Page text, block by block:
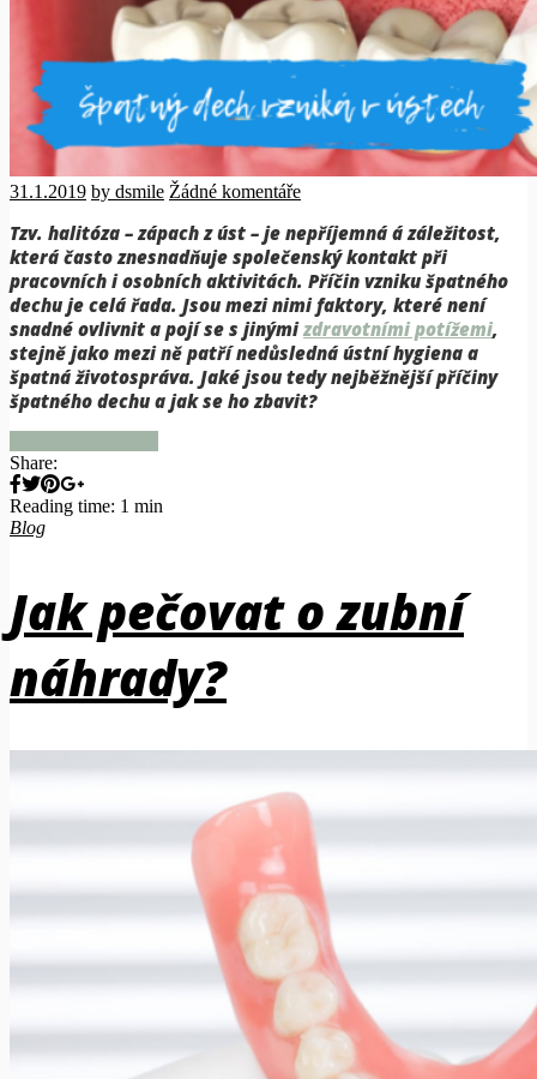
31.1.2019 by dsmile Žádné komentáře
Tzv. halitóza – zápach z úst – je nepříjemná á záležitost,
která často znesnadňuje společenský kontakt při
pracovních i osobních aktivitách. Příčin vzniku špatného
dechu je celá řada. Jsou mezi nimi faktory, které není
snadné ovlivnit a pojí se s jinýmizdravotními potížemi,
stejně jako mezi ně patří nedůsledná ústní hygiena a
špatná životospráva. Jaké jsou tedy nejběžnější příčiny
špatného dechu a jak se ho zbavit?
Share:
Reading time: 1 min
Blog
Jak pečovat o zubní
náhrady?